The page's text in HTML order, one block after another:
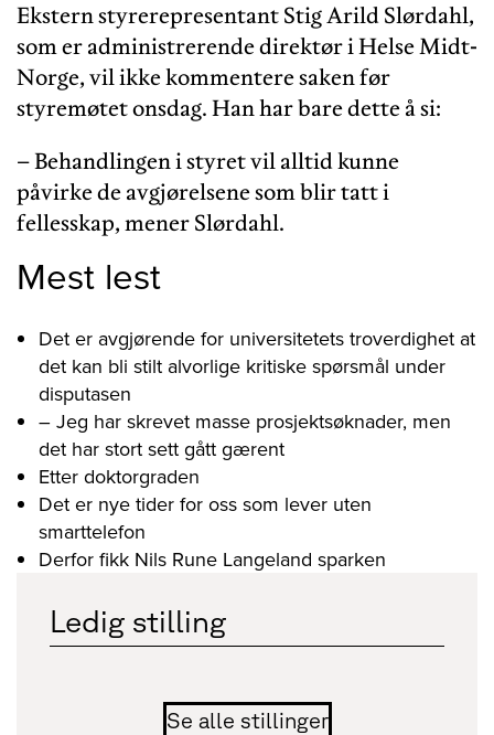
Ekstern styrerepresentant Stig Arild Slørdahl,
som er administrerende direktør i Helse Midt-
Norge, vil ikke kommentere saken før
styremøtet onsdag. Han har bare dette å si:
– Behandlingen i styret vil alltid kunne
påvirke de avgjørelsene som blir tatt i
fellesskap, mener Slørdahl.
Ledig stilling
Se alle stillinger
Mest lest
Det er avgjørende for universitetets troverdighet at
det kan bli stilt alvorlige kritiske spørsmål under
disputasen
– Jeg har skrevet masse prosjektsøknader, men
det har stort sett gått gærent
Etter doktorgraden
Det er nye tider for oss som lever uten
smarttelefon
Derfor fikk Nils Rune Langeland sparken